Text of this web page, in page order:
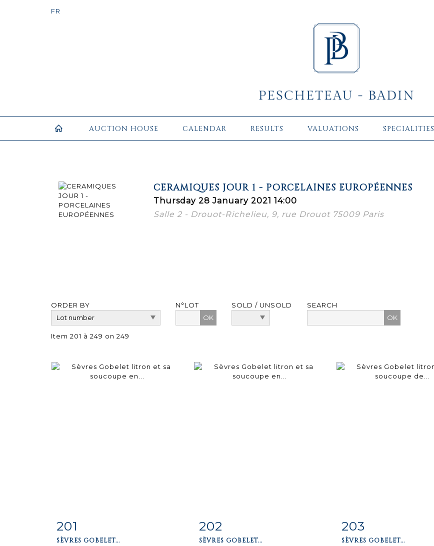
AUCTION HOUSE CALENDAR RESULTS VALUATIONS SPECIALITIES
CERAMIQUES JOUR 1 - PORCELAINES EUROPÉENNES
Thursday 28 January 2021 14:00
Salle 2 - Drouot-Richelieu, 9, rue Drouot 75009 Paris
ORDER BY
N°LOT
OK
SOLD / UNSOLD SEARCH
Item 201 à 249 on 249
Item detail
201
SÈVRES GOBELET...
Item detail
202
SÈVRES GOBELET...
Item detail
203
SÈVRES GOBELET...